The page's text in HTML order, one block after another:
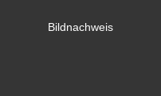
Bildnachweis